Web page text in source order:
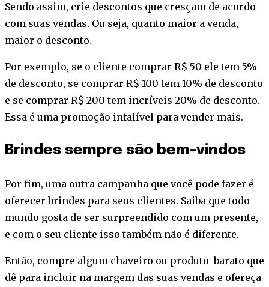
Sendo assim, crie descontos que cresçam de acordo
com suas vendas. Ou seja, quanto maior a venda,
maior o desconto.
Por exemplo, se o cliente comprar R$ 50 ele tem 5%
de desconto, se comprar R$ 100 tem 10% de desconto
e se comprar R$ 200 tem incríveis 20% de desconto.
Essa é uma promoção infalível para vender mais.
Brindes sempre são bem-vindos
Por fim, uma outra campanha que você pode fazer é
oferecer brindes para seus clientes. Saiba que todo
mundo gosta de ser surpreendido com um presente,
e com o seu cliente isso também não é diferente.
Então, compre algum chaveiro ou produto barato que
dê para incluir na margem das suas vendas e ofereça